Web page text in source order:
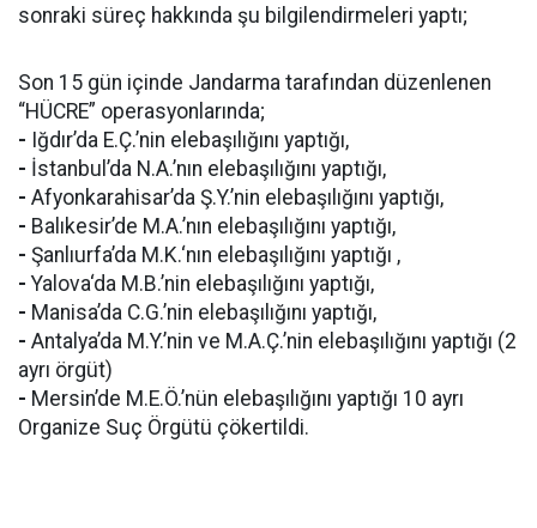
sonraki süreç hakkında şu bilgilendirmeleri yaptı;
Son 15 gün içinde Jandarma tarafından düzenlenen
“HÜCRE” operasyonlarında;
- Iğdır’da E.Ç.’nin elebaşılığını yaptığı,
- İstanbul’da N.A.’nın elebaşılığını yaptığı,
- Afyonkarahisar’da Ş.Y.’nin elebaşılığını yaptığı,
- Balıkesir’de M.A.’nın elebaşılığını yaptığı,
- Şanlıurfa’da M.K.‘nın elebaşılığını yaptığı ,
- Yalova‘da M.B.’nin elebaşılığını yaptığı,
- Manisa’da C.G.’nin elebaşılığını yaptığı,
- Antalya’da M.Y.’nin ve M.A.Ç.’nin elebaşılığını yaptığı (2
ayrı örgüt)
- Mersin’de M.E.Ö.’nün elebaşılığını yaptığı 10 ayrı
Organize Suç Örgütü çökertildi.